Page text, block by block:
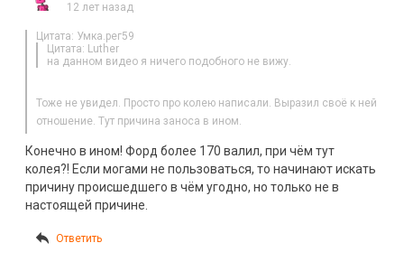
12 лет назад
Цитата: Умка.рег59
Цитата: Luther
на данном видео я ничего подобного не вижу.
Тоже не увидел. Просто про колею написали. Выразил своё к ней
отношение. Тут причина заноса в ином.
Конечно в ином! Форд более 170 валил, при чём тут
колея?! Если могами не пользоваться, то начинают искать
причину происшедшего в чём угодно, но только не в
настоящей причине.
Ответить